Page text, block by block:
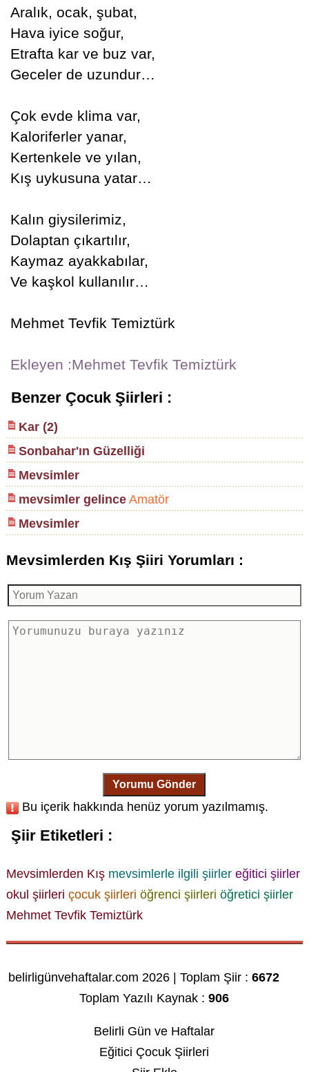
Aralık, ocak, şubat,
Hava iyice soğur,
Etrafta kar ve buz var,
Geceler de uzundur…
Çok evde klima var,
Kaloriferler yanar,
Kertenkele ve yılan,
Kış uykusuna yatar…
Kalın giysilerimiz,
Dolaptan çıkartılır,
Kaymaz ayakkabılar,
Ve kaşkol kullanılır…
Mehmet Tevfik Temiztürk
Ekleyen :Mehmet Tevfik Temiztürk
Benzer Çocuk Şiirleri :
Kar (2)
Sonbahar'ın Güzelliği
Mevsimler
mevsimler gelinceAmatör
Mevsimler
Mevsimlerden Kış Şiiri Yorumları :
Yorumu Gönder
Bu içerik hakkında henüz yorum yazılmamış.
Şiir Etiketleri :
Mevsimlerden Kış mevsimlerle ilgili şiirler eğitici şiirler
okul şiirleri çocuk şiirleri öğrenci şiirleri öğretici şiirler
Mehmet Tevfik Temiztürk
belirligünvehaftalar.com 2026 | Toplam Şiir :6672
Toplam Yazılı Kaynak :906
Belirli Gün ve Haftalar
Eğitici Çocuk Şiirleri